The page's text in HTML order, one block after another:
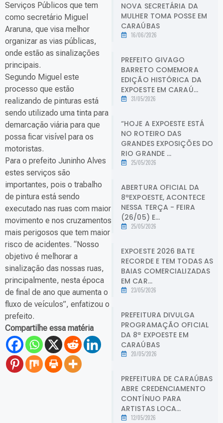
Serviços Públicos que tem
como secretário Miguel
Araruna, que visa melhor
organizar as vias públicas,
onde estão as sinalizações
principais.
Segundo Miguel este
processo que estão
realizando de pinturas está
sendo utilizado uma tinta para
demarcação viária para que
possa ficar visível para os
motoristas.
Para o prefeito Juninho Alves
estes serviços são
importantes, pois o trabalho
de pintura está sendo
executado nas ruas com maior
movimento e nos cruzamentos
mais perigosos que tem maior
risco de acidentes. “Nosso
objetivo é melhorar a
sinalização das nossas ruas,
principalmente, nesta época
de final de ano que aumenta o
fluxo de veículos”, enfatizou o
prefeito.
Compartilhe essa matéria
NOVA SECRETÁRIA DA
MULHER TOMA POSSE EM
CARAÚBAS
16/06/2026
PREFEITO GIVAGO
BARRETO COMEMORA
EDIÇÃO HISTÓRICA DA
EXPOESTE EM CARAÚ...
31/05/2026
“HOJE A EXPOESTE ESTÁ
NO ROTEIRO DAS
GRANDES EXPOSIÇÕES DO
RIO GRANDE ...
25/05/2026
ABERTURA OFICIAL DA
8ªEXPOESTE, ACONTECE
NESSA TERÇA - FEIRA
(26/05) E...
25/05/2026
EXPOESTE 2026 BATE
RECORDE E TEM TODAS AS
BAIAS COMERCIALIZADAS
EM CAR...
23/05/2026
PREFEITURA DIVULGA
PROGRAMAÇÃO OFICIAL
DA 8ª EXPOESTE EM
CARAÚBAS
20/05/2026
PREFEITURA DE CARAÚBAS
ABRE CREDENCIAMENTO
CONTÍNUO PARA
ARTISTAS LOCA...
12/05/2026